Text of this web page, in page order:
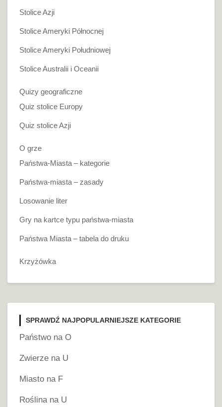
Stolice Azji
Stolice Ameryki Północnej
Stolice Ameryki Południowej
Stolice Australii i Oceanii
Quizy geograficzne
Quiz stolice Europy
Quiz stolice Azji
O grze
Państwa-Miasta – kategorie
Państwa-miasta – zasady
Losowanie liter
Gry na kartce typu państwa-miasta
Państwa Miasta – tabela do druku
Krzyżówka
SPRAWDŹ NAJPOPULARNIEJSZE KATEGORIE
Państwo na O
Zwierze na U
Miasto na F
Roślina na U